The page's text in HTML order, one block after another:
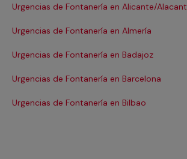
Urgencias de Fontanería en Alicante/Alacant
Urgencias de Fontanería en Almería
Urgencias de Fontanería en Badajoz
Urgencias de Fontanería en Barcelona
Urgencias de Fontanería en Bilbao